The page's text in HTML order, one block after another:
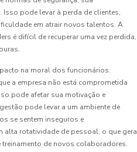
pode levar à perda de clientes,
em atrair novos talentos. A
é difícil de recuperar uma vez perdida,
na moral dos funcionários.
a empresa não está comprometida
pode afetar sua motivação e
pode levar a um ambiente de
se sentem inseguros e
rotatividade de pessoal, o que gera
de novos colaboradores.